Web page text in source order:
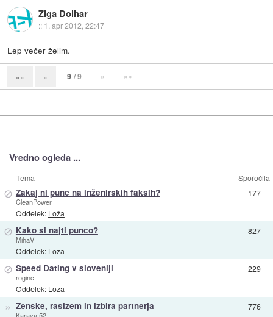
Ziga Dolhar
:: 1. apr 2012, 22:47
Lep večer želim.
«« « 9 / 9 » »»
Vredno ogleda ...
Tema Sporočila
⊘ Zakaj ni punc na inženirskih faksih?
CleanPower
Oddelek: Loža
177
⊘ Kako si najti punco?
MihaV
Oddelek: Loža
827
⊘ Speed Dating v sloveniji
roginc
Oddelek: Loža
229
» Zenske, rasizem in izbira partnerja 776